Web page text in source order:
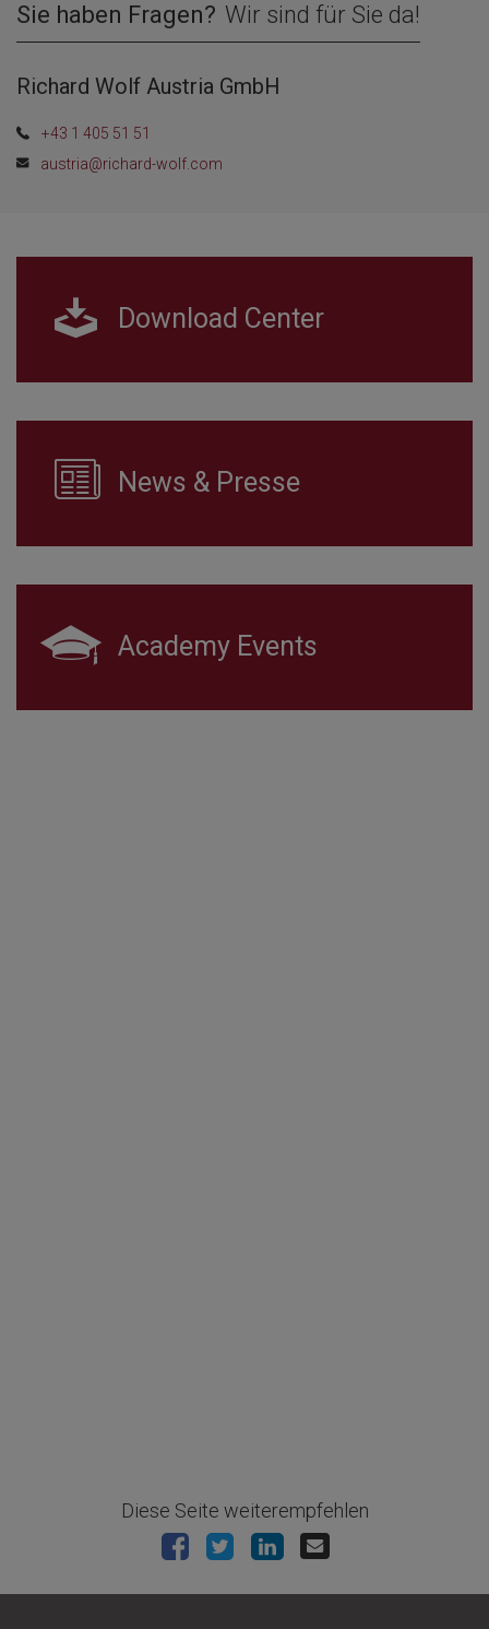
Sie haben Fragen? Wir sind für Sie da!
Richard Wolf Austria GmbH
+43 1 405 51 51
austria@richard-wolf.com
Download Center
News & Presse
Academy Events
Diese Seite weiterempfehlen